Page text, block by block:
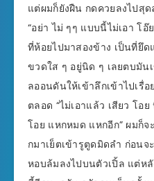
แต่ผมก็ยังฝืน กดควยลงไปสุด
“อย่า ไม่ ๆๆ แบบนี้ไม่เอา โ
ที่ห้อยไปมาสองข้าง เป็นที่ยึด
ขวดใส ๆ อยู่นิด ๆ เลยตบมัน
ลออนดันให้เข้าลึกเข้าไปเรื่
ตลอด “ไม่เอาแล้ว เสียว โอ
โอย แหกหมด แหกอีก” ผมก็
กมาเย็ตเข้ารูตูดมิดลำ ก่อน
หอบล้มลงไปบนตัวเปิ้ล แต่ห